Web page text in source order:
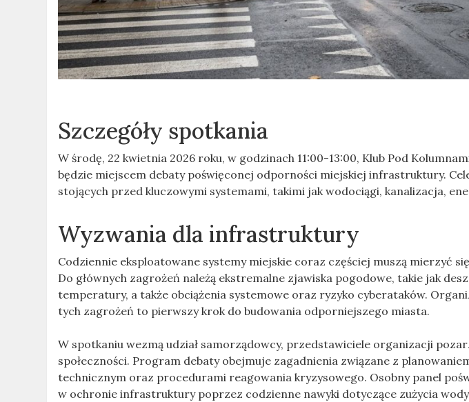
Szczegóły spotkania
W środę, 22 kwietnia 2026 roku, w godzinach 11:00-13:00, Klub Pod
będzie miejscem debaty poświęconej odporności miejskiej infrastruktury.
stojących przed kluczowymi systemami, takimi jak wodociągi, kanalizacja,
Wyzwania dla infrastruktury
Codziennie eksploatowane systemy miejskie coraz częściej muszą mierzyć
Do głównych zagrożeń należą ekstremalne zjawiska pogodowe, takie jak
temperatury, a także obciążenia systemowe oraz ryzyko cyberataków.
tych zagrożeń to pierwszy krok do budowania odporniejszego miasta.
W spotkaniu wezmą udział samorządowcy, przedstawiciele organizacji
społeczności. Program debaty obejmuje zagadnienia związane z
technicznym oraz procedurami reagowania kryzysowego. Osobny panel
w ochronie infrastruktury poprzez codzienne nawyki dotyczące zużycia